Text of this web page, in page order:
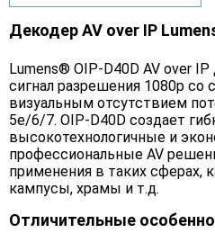
Декодер AV over IP
Lumens® OIP-D40D AV over
сигнал разрешения 1080p со
визуальным отсутствием
5e/6/7. OIP-D40D создает
высокотехнологичные и
профессиональные AV
применения в таких сферах,
кампусы, храмы и т.д.
Отличительные